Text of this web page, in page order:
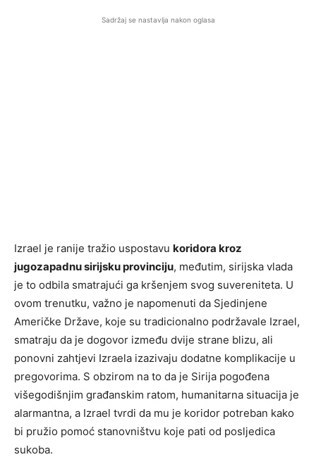
Sadržaj se nastavlja nakon oglasa
Izrael je ranije tražio uspostavu koridora kroz
jugozapadnu sirijsku provinciju, međutim, sirijska vlada
je to odbila smatrajući ga kršenjem svog suvereniteta. U
ovom trenutku, važno je napomenuti da Sjedinjene
Američke Države, koje su tradicionalno podržavale Izrael,
smatraju da je dogovor između dvije strane blizu, ali
ponovni zahtjevi Izraela izazivaju dodatne komplikacije u
pregovorima. S obzirom na to da je Sirija pogođena
višegodišnjim građanskim ratom, humanitarna situacija je
alarmantna, a Izrael tvrdi da mu je koridor potreban kako
bi pružio pomoć stanovništvu koje pati od posljedica
sukoba.